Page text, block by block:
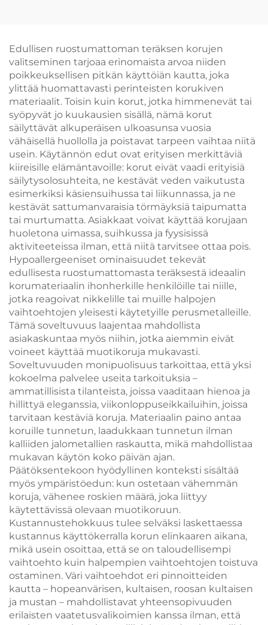
sormus (Tuotenumero:
BXRAG003)
perunamaisia helmiä
sisältäviä korvakoruja
– kevyitä ja
elegantteja
koristeellisia
riippukorvakoruja
Edullisen ruostumattoman teräksen korujen
valitseminen tarjoaa erinomaista arvoa niiden
poikkeuksellisen pitkän käyttöiän kautta, joka
ylittää huomattavasti perinteisten korukiven
materiaalit. Toisin kuin korut, jotka himmenevät tai
syöpyvät jo kuukausien sisällä, nämä korut
säilyttävät alkuperäisen ulkoasunsa vuosia
vähäisellä huollolla ja poistavat tarpeen vaihtaa niitä
usein. Käytännön edut ovat erityisen merkittäviä
kiireisille elämäntavoille: korut eivät vaadi erityisiä
säilytysolosuhteita, ne kestävät veden vaikutusta
esimerkiksi käsiensuihussa tai liikunnassa, ja ne
kestävät sattumanvaraisia törmäyksiä taipumatta
tai murtumatta. Asiakkaat voivat käyttää korujaan
huoletona uimassa, suihkussa ja fyysisissä
aktiviteeteissa ilman, että niitä tarvitsee ottaa pois.
Hypoallergeeniset ominaisuudet tekevät
edullisesta ruostumattomasta teräksestä ideaalin
korumateriaalin ihonherkille henkilöille tai niille,
jotka reagoivat nikkelille tai muille halpojen
vaihtoehtojen yleisesti käytetyille perusmetalleille.
Tämä soveltuvuus laajentaa mahdollista
asiakaskuntaa myös niihin, jotka aiemmin eivät
voineet käyttää muotikoruja mukavasti.
Soveltuvuuden monipuolisuus tarkoittaa, että yksi
kokoelma palvelee useita tarkoituksia –
ammatillisista tilanteista, joissa vaaditaan hienoa ja
hillittyä eleganssia, viikonloppuseikkailuihin, joissa
tarvitaan kestäviä koruja. Materiaalin paino antaa
koruille tunnetun, laadukkaan tunnetun ilman
kalliiden jalometallien raskautta, mikä mahdollistaa
mukavan käytön koko päivän ajan.
Päätöksentekoon hyödyllinen konteksti sisältää
myös ympäristöedun: kun ostetaan vähemmän
koruja, vähenee roskien määrä, joka liittyy
käytettävissä olevaan muotikoruun.
Kustannustehokkuus tulee selväksi laskettaessa
kustannus käyttökerralla korun elinkaaren aikana,
mikä usein osoittaa, että se on taloudellisempi
vaihtoehto kuin halpempien vaihtoehtojen toistuva
ostaminen. Väri vaihtoehdot eri pinnoitteiden
kautta – hopeanvärisen, kultaisen, roosan kultaisen
ja mustan – mahdollistavat yhteensopivuuden
erilaisten vaatetusvalikoimien kanssa ilman, että